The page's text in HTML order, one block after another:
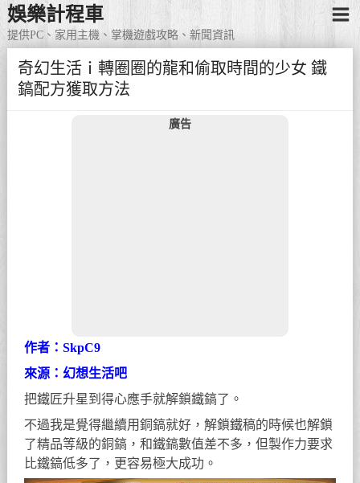
娛樂計程車
提供PC、家用主機、掌機遊戲攻略、新聞資訊
奇幻生活ｉ轉圈圈的龍和偷取時間的少女 鐵
鎬配方獲取方法
廣告
作者：SkpC9
來源：幻想生活吧
把鐵匠升星到得心應手就解鎖鐵鎬了。
不過我是覺得繼續用銅鎬就好，解鎖鐵稿的時候也解鎖
了精品等級的銅鎬，和鐵鎬數值差不多，但製作力要求
比鐵鎬低多了，更容易極大成功。